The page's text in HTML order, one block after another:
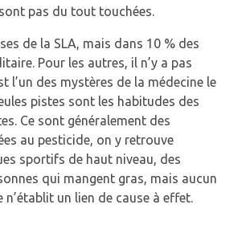
pas du tout touchées.
de la SLA, mais dans 10 % des
Pour les autres, il n’y a pas
l’un des mystères de la médecine le
pistes sont les habitudes des
Ce sont généralement des
au pesticide, on y retrouve
sportifs de haut niveau, des
qui mangent gras, mais aucun
un lien de cause à effet.